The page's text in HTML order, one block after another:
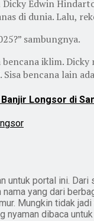
Edwin
di dunia. Lalu,
sambungnya.
iklim.
bencana lain
Longsor di
untuk portal ini.
yang dari
Mungkin tidak
nyaman dibaca